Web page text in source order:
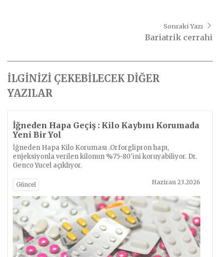
Sonraki Yazı
Bariatrik cerrahi
İLGİNİZİ ÇEKEBİLECEK DİĞER
YAZILAR
İğneden Hapa Geçiş : Kilo Kaybını Korumada
Yeni Bir Yol
İğneden Hapa Kilo Koruması .Orforglipron hapı,
enjeksiyonla verilen kilonun %75-80'ini koruyabiliyor. Dr.
Genco Yucel açıklıyor.
Güncel Haziran 23.2026